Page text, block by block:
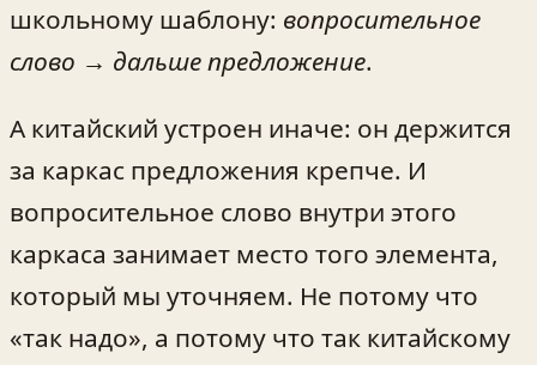
школьному шаблону: вопросительное
слово → дальше предложение.
А китайский устроен иначе: он держится
за каркас предложения крепче. И
вопросительное слово внутри этого
каркаса занимает место того элемента,
который мы уточняем. Не потому что
«так надо», а потому что так китайскому